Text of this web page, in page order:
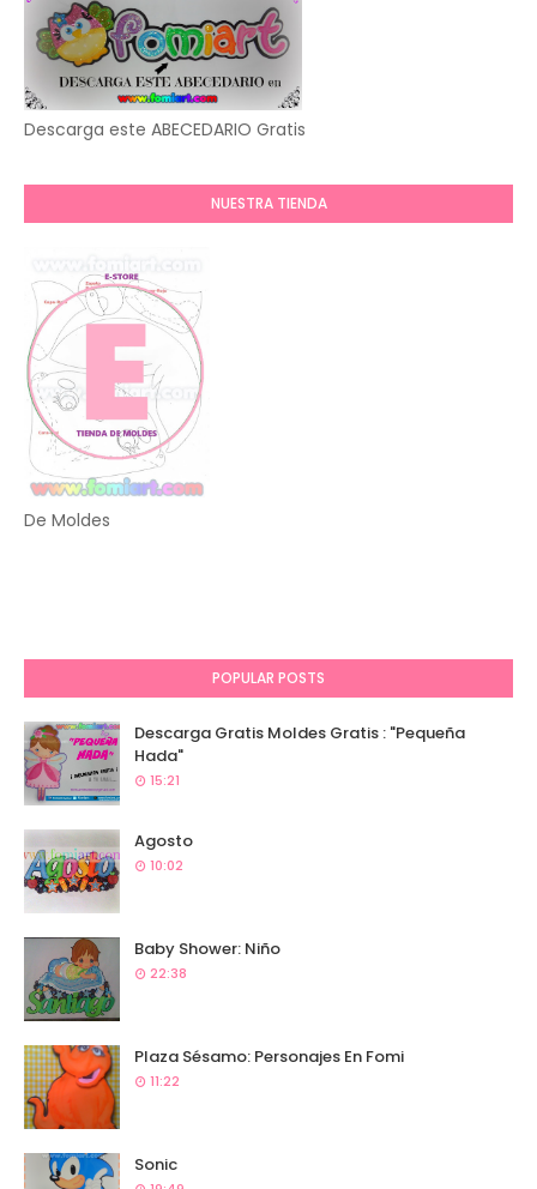
Descarga este ABECEDARIO Gratis
NUESTRA TIENDA
De Moldes
POPULAR POSTS
Descarga Gratis Moldes Gratis : "Pequeña
Hada"
15:21
Agosto
10:02
Baby Shower: Niño
22:38
Plaza Sésamo: Personajes En Fomi
11:22
Sonic